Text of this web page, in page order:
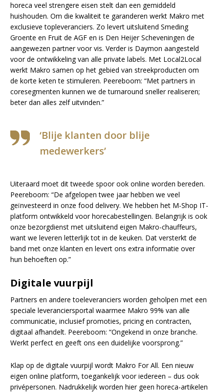
horeca veel strengere eisen stelt dan een gemiddeld
huishouden. Om die kwaliteit te garanderen werkt Makro met
exclusieve topleveranciers. Zo levert uitsluitend Smeding
Groente en Fruit de AGF en is Den Heijer Scheveningen de
aangewezen partner voor vis. Verder is Daymon aangesteld
voor de ontwikkeling van alle private labels. Met Local2Local
werkt Makro samen op het gebied van streekproducten om
de korte keten te stimuleren. Peereboom: “Met partners in
coresegmenten kunnen we de turnaround sneller realiseren;
beter dan alles zelf uitvinden.”
‘Blije klanten door blije
medewerkers’
Uiteraard moet dit tweede spoor ook online worden bereden.
Peereboom: “De afgelopen twee jaar hebben we veel
geïnvesteerd in onze food delivery. We hebben het M-Shop IT-
platform ontwikkeld voor horecabestellingen. Belangrijk is ook
onze bezorgdienst met uitsluitend eigen Makro-chauffeurs,
want we leveren letterlijk tot in de keuken. Dat versterkt de
band met onze klanten en levert ons extra informatie over
hun behoeften op.”
Digitale vuurpijl
Partners en andere toeleveranciers worden geholpen met een
speciale leveranciersportal waarmee Makro 99% van alle
communicatie, inclusief promoties, pricing en contracten,
digitaal afhandelt. Peereboom: “Ongekend in onze branche.
Werkt perfect en geeft ons een duidelijke voorsprong.”
Klap op de digitale vuurpijl wordt Makro For All. Een nieuw
eigen online platform, toegankelijk voor iedereen – dus ook
privépersonen. Nadrukkelijk worden hier geen horeca-artikelen